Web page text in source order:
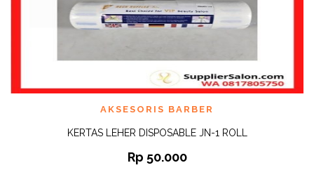
AKSESORIS BARBER
KERTAS LEHER DISPOSABLE JN-1 ROLL
Rp 50.000